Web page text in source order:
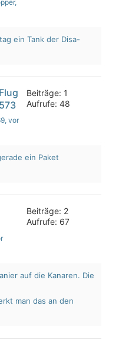
,
ein Tank der Disa-
, vor
Beiträge: 1
Aufrufe: 48
ein Paket
Beiträge: 2
Aufrufe: 67
auf die Kanaren. Die
man das an den